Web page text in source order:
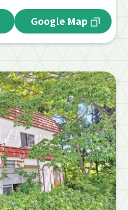
Google Map